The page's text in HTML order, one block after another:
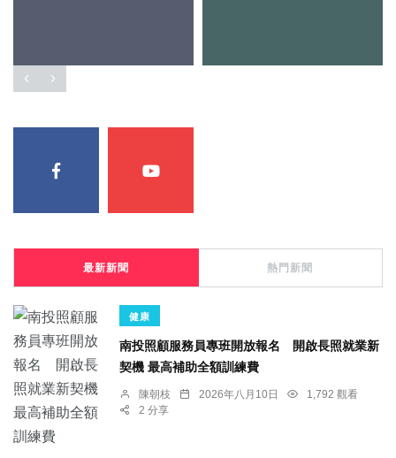
最新新聞 熱門新聞
健康
南投照顧服務員專班開放報名 開啟長照就業新
契機 最高補助全額訓練費
陳朝枝 2026年八月10日
1,792 觀看
2 分享